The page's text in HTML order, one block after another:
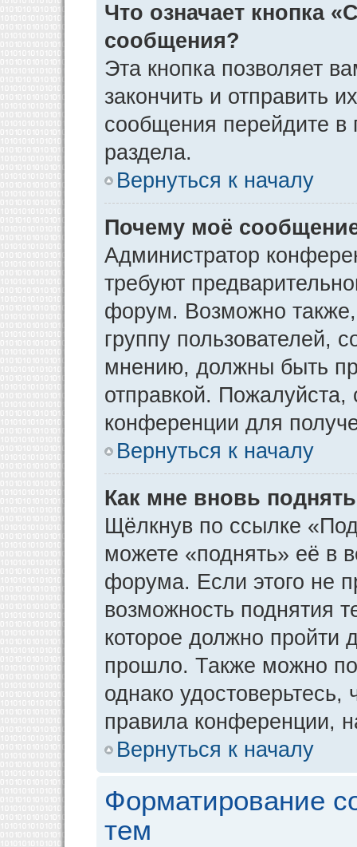
Что означает кнопка
сообщения?
Эта кнопка позволяет
закончить и отправить
сообщения перейдите в
раздела.
Вернуться к началу
Почему моё
Администратор
требуют
форум. Возможно
группу пользователей,
мнению, должны быть
отправкой.
конференции для
Вернуться к началу
Как мне вновь
Щёлкнув по ссылке
можете «поднять» её в
форума. Если этого не
возможность поднятия
которое должно пройти
прошло. Также можно
однако
правила конференции,
Вернуться к началу
Форматирование
тем